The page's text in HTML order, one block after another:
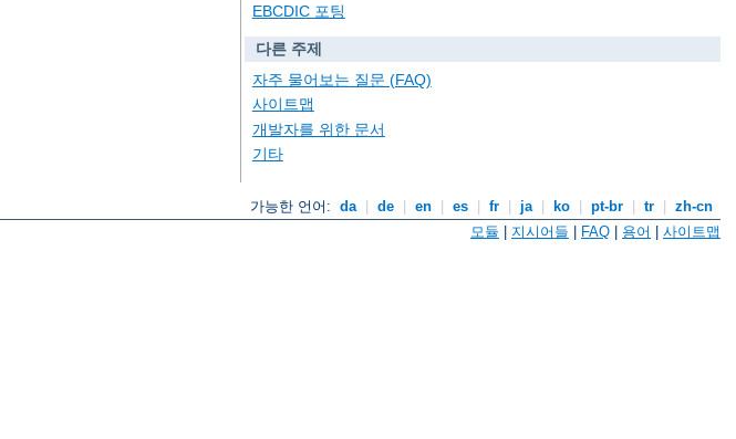
EBCDIC 포팅
다른 주제
자주 물어보는 질문 (FAQ)
사이트맵
개발자를 위한 문서
기타
가능한 언어: da de en es fr ja ko pt-br tr
zh-cn
모듈 | 지시어들 | FAQ | 용어 | 사이트맵